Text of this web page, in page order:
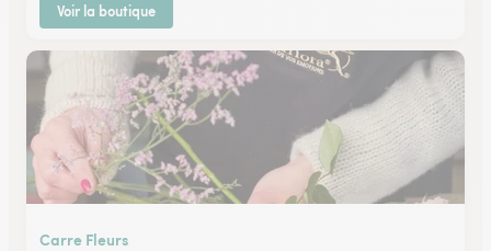
Voir la boutique
Carre Fleurs